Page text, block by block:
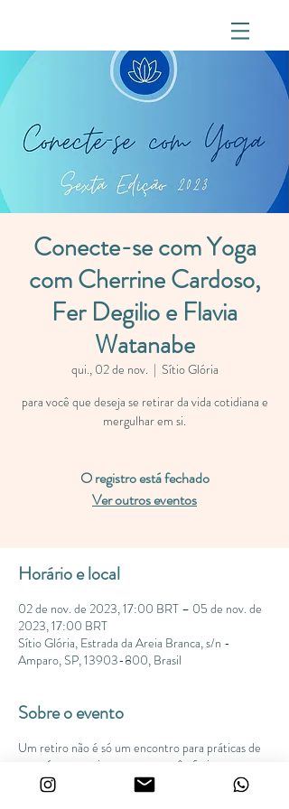
Conecte-se com Yoga
com Cherrine Cardoso,
Fer Degilio e Flavia
Watanabe
qui., 02 de nov.
  |
Sítio Glória
para você que deseja se retirar da vida cotidiana e
mergulhar em si.
O registro está fechado
Ver outros eventos
Horário e local
02 de nov. de 2023, 17:00 BRT – 05 de nov. de
2023, 17:00 BRT
Sítio Glória, Estrada da Areia Branca, s/n -
Amparo, SP, 13903-800, Brasil
Sobre o evento
Um retiro não é só um encontro para práticas de
yoga, é um convite para que você efetivamente se
permita retirar-se da sua rotina, das sobrecargas,